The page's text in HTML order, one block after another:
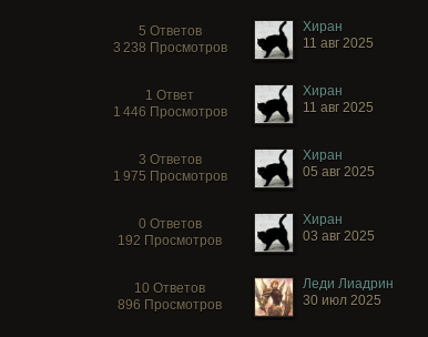
5 Ответов
3 238 Просмотров
Хиран
11 авг 2025
1 Ответ
1 446 Просмотров
Хиран
11 авг 2025
3 Ответов
1 975 Просмотров
Хиран
05 авг 2025
0 Ответов
192 Просмотров
Хиран
03 авг 2025
10 Ответов
896 Просмотров
Леди Лиадрин
30 июл 2025